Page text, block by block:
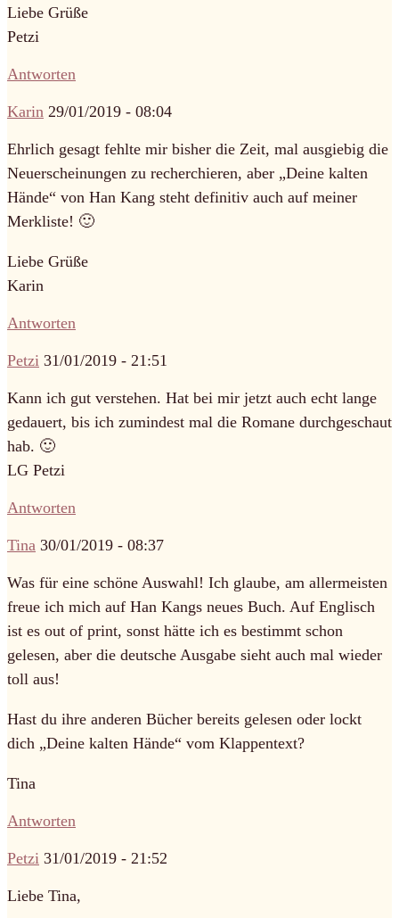
Liebe Grüße
Petzi
Antworten
Karin 29/01/2019 - 08:04
Ehrlich gesagt fehlte mir bisher die Zeit, mal ausgiebig die
Neuerscheinungen zu recherchieren, aber „Deine kalten
Hände“ von Han Kang steht definitiv auch auf meiner
Merkliste! 🙂
Liebe Grüße
Karin
Antworten
Petzi 31/01/2019 - 21:51
Kann ich gut verstehen. Hat bei mir jetzt auch echt lange
gedauert, bis ich zumindest mal die Romane durchgeschaut
hab. 🙂
LG Petzi
Antworten
Tina 30/01/2019 - 08:37
Was für eine schöne Auswahl! Ich glaube, am allermeisten
freue ich mich auf Han Kangs neues Buch. Auf Englisch
ist es out of print, sonst hätte ich es bestimmt schon
gelesen, aber die deutsche Ausgabe sieht auch mal wieder
toll aus!
Hast du ihre anderen Bücher bereits gelesen oder lockt
dich „Deine kalten Hände“ vom Klappentext?
Tina
Antworten
Petzi 31/01/2019 - 21:52
Liebe Tina,